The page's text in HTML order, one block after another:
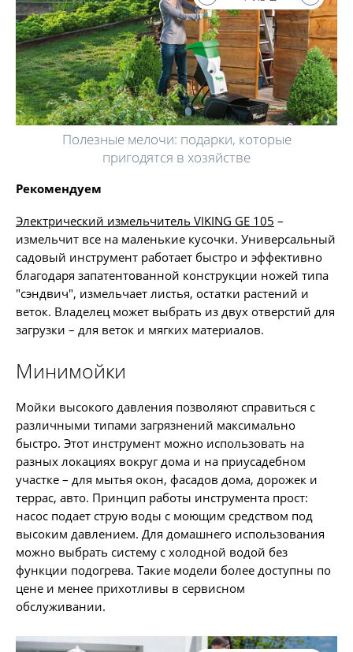
Полезные мелочи: подарки, которые
пригодятся в хозяйстве
Рекомендуем
Электрический измельчитель VIKING GE 105 –
измельчит все на маленькие кусочки. Универсальный
садовый инструмент работает быстро и эффективно
благодаря запатентованной конструкции ножей типа
"сэндвич", измельчает листья, остатки растений и
веток. Владелец может выбрать из двух отверстий для
загрузки – для веток и мягких материалов.
Минимойки
Мойки высокого давления позволяют справиться с
различными типами загрязнений максимально
быстро. Этот инструмент можно использовать на
разных локациях вокруг дома и на приусадебном
участке – для мытья окон, фасадов дома, дорожек и
террас, авто. Принцип работы инструмента прост:
насос подает струю воды с моющим средством под
высоким давлением. Для домашнего использования
можно выбрать систему с холодной водой без
функции подогрева. Такие модели более доступны по
цене и менее прихотливы в сервисном
обслуживании.